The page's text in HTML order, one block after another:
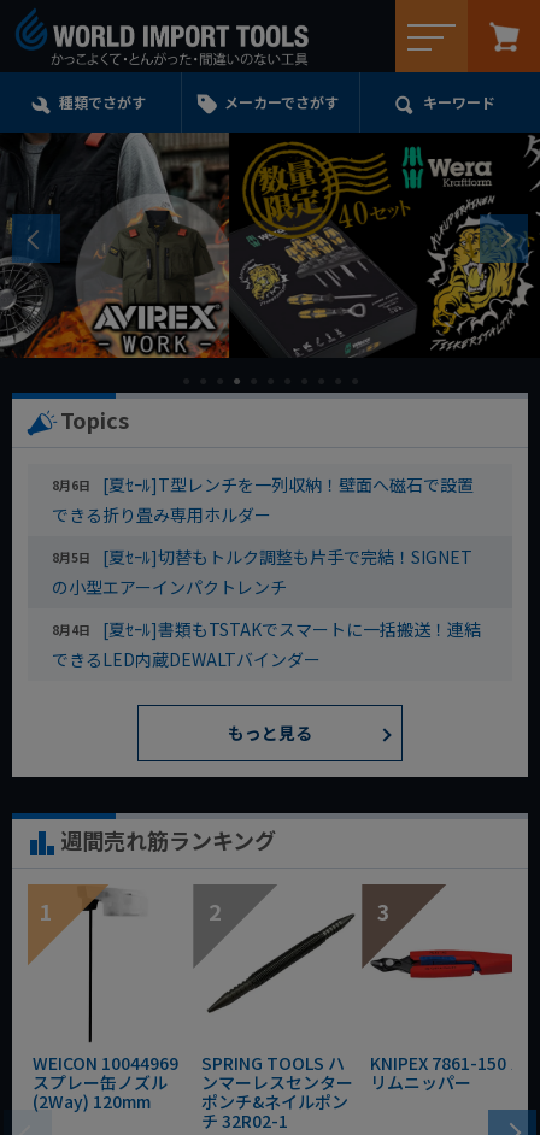
種類でさがす メーカーでさがす キーワード
Topics
8月6日
[夏ｾｰﾙ]T型レンチを一列収納！壁面へ磁石で設置
できる折り畳み専用ホルダー
8月5日
[夏ｾｰﾙ]切替もトルク調整も片手で完結！SIGNET
の小型エアーインパクトレンチ
8月4日
[夏ｾｰﾙ]書類もTSTAKでスマートに一括搬送！連結
できるLED内蔵DEWALTバインダー
もっと見る
週間売れ筋ランキング
WEICON 10044969
スプレー缶ノズル
(2Way) 120mm
SPRING TOOLS ハ
ンマーレスセンター
ポンチ&ネイルポン
チ 32R02-1
KNIPEX 7861-150 ス
リムニッパー